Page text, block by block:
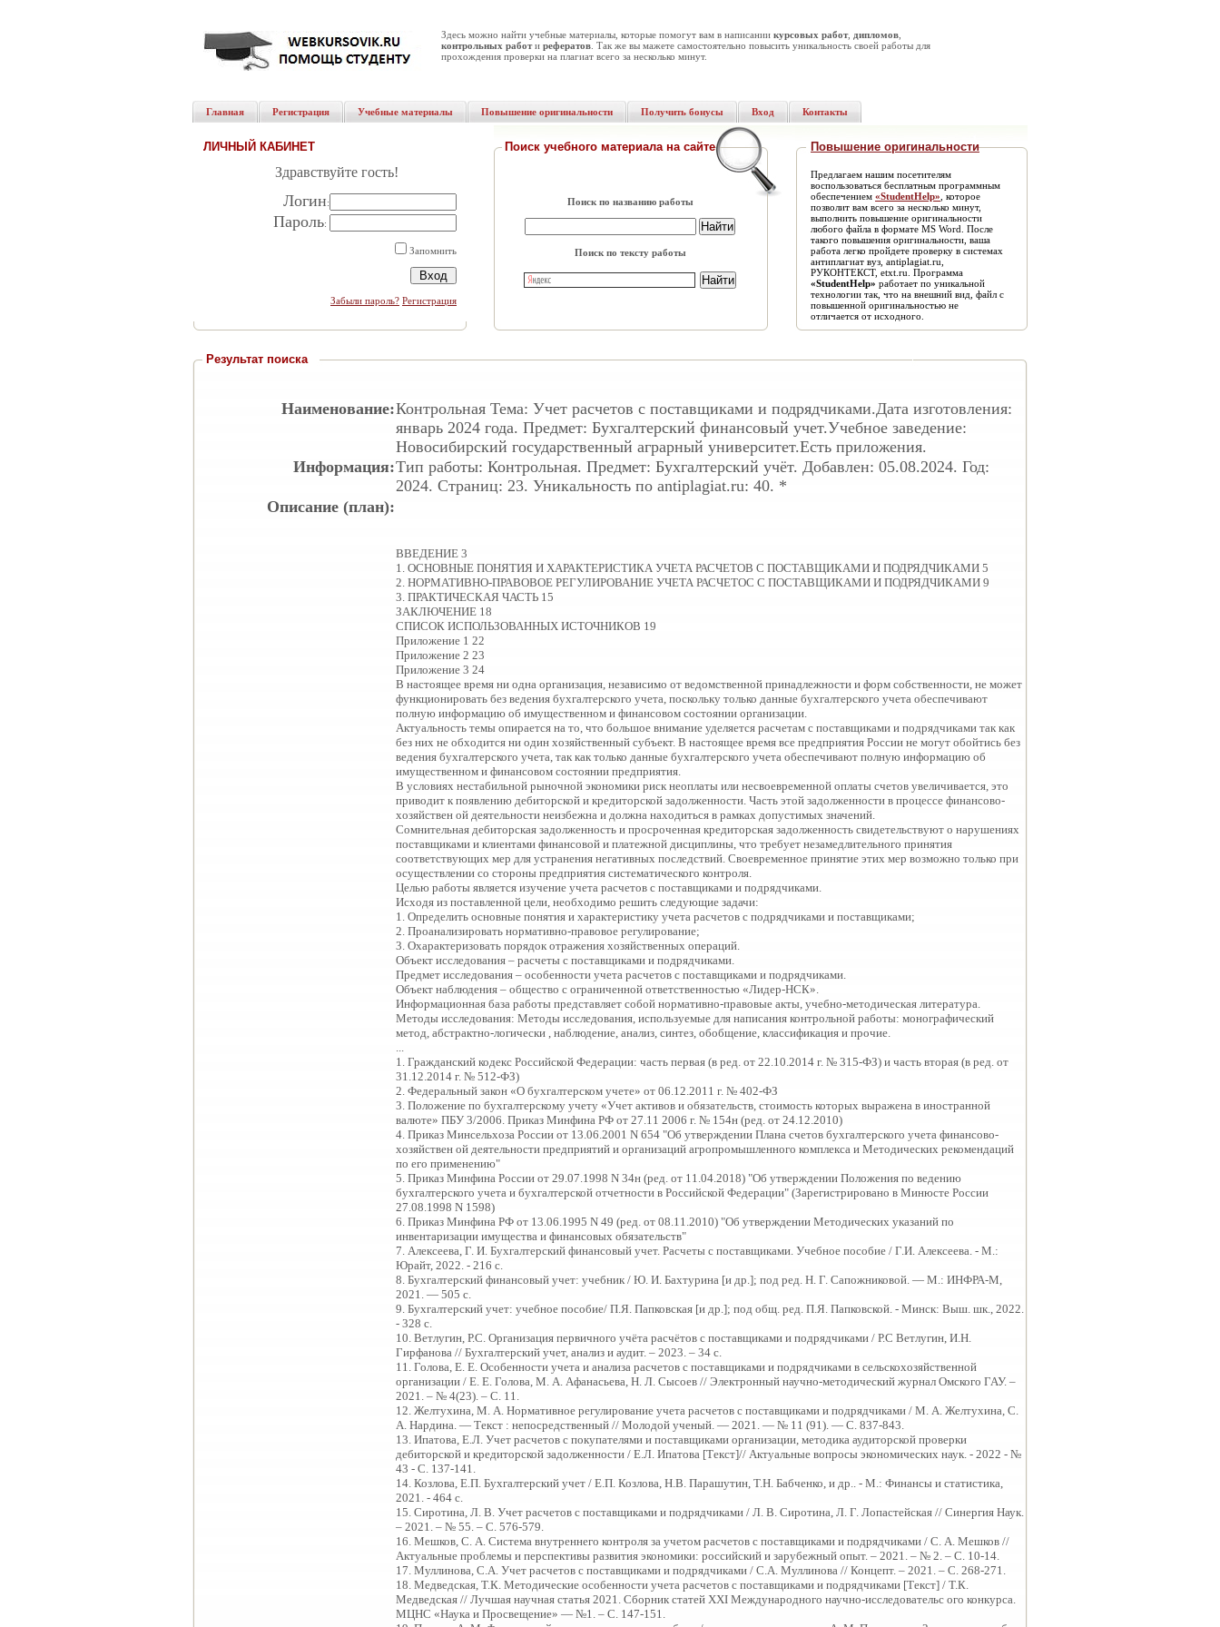
Здесь можно найти учебные материалы, которые помогут вам в написании курсовых работ, дипломов
контрольных работи рефератов . Так же вы мажете самостоятельно повысить уникальность своей работы для
прохождения проверки на плагиат всего за несколько минут.
Главная Регистрация Учебные материалы Повышение оригинальности Получить бонусы Вход Контакты
ЛИЧНЫЙ КАБИНЕТ
Здравствуйте гость!
Логин:
Пароль:
Запомнить
Забыли пароль? Регистрация
Поиск учебного материала на сайте
Поиск по названию работы
Поиск по тексту работы
Повышение оригинальности
Предлагаем нашим посетителям
воспользоваться бесплатным программным
обеспечением «StudentHelp» , которое
позволит вам всего за несколько минут,
выполнить повышение оригинальности
любого файла в формате MS Word. После
такого повышения оригинальности, ваша
работа легко пройдете проверку в системах
антиплагиат вуз, antiplagiat.ru,
РУКОНТЕКСТ, etxt.ru. Программа
«StudentHelp» работает по уникальной
технологии так, что на внешний вид, файл с
повышенной оригинальностью не
отличается от исходного.
Результат поиска
Наименование:Контрольная Тема: Учет расчетов с поставщиками и подрядчиками.Дата изготовления:
январь 2024 года. Предмет: Бухгалтерский финансовый учет.Учебное заведение:
Новосибирский государственный аграрный университет.Есть приложения.
Информация:Тип работы: Контрольная. Предмет: Бухгалтерский учёт. Добавлен: 05.08.2024. Год:
2024. Страниц: 23. Уникальность по antiplagiat.ru: 40. *
Описание (план):
ВВЕДЕНИЕ 3
1. ОСНОВНЫЕ ПОНЯТИЯ И ХАРАКТЕРИСТИКА УЧЕТА РАСЧЕТОВ С ПОСТАВЩИКАМИ И ПОДРЯДЧИКАМИ 5
2. НОРМАТИВНО-ПРАВОВОЕ РЕГУЛИРОВАНИЕ УЧЕТА РАСЧЕТОС С ПОСТАВЩИКАМИ И ПОДРЯДЧИКАМИ 9
3. ПРАКТИЧЕСКАЯ ЧАСТЬ 15
ЗАКЛЮЧЕНИЕ 18
СПИСОК ИСПОЛЬЗОВАННЫХ ИСТОЧНИКОВ 19
Приложение 1 22
Приложение 2 23
Приложение 3 24
В настоящее время ни одна организация, независимо от ведомственной принадлежности и форм собственности, не может
функционировать без ведения бухгалтерского учета, поскольку только данные бухгалтерского учета обеспечивают
полную информацию об имущественном и финансовом состоянии организации.
Актуальность темы опирается на то, что большое внимание уделяется расчетам с поставщиками и подрядчиками так как
без них не обходится ни один хозяйственный субъект. В настоящее время все предприятия России не могут обойтись без
ведения бухгалтерского учета, так как только данные бухгалтерского учета обеспечивают полную информацию об
имущественном и финансовом состоянии предприятия.
В условиях нестабильной рыночной экономики риск неоплаты или несвоевременной оплаты счетов увеличивается, это
приводит к появлению дебиторской и кредиторской задолженности. Часть этой задолженности в процессе финансово-
хозяйствен ой деятельности неизбежна и должна находиться в рамках допустимых значений.
Сомнительная дебиторская задолженность и просроченная кредиторская задолженность свидетельствуют о нарушениях
поставщиками и клиентами финансовой и платежной дисциплины, что требует незамедлительного принятия
соответствующих мер для устранения негативных последствий. Своевременное принятие этих мер возможно только при
осуществлении со стороны предприятия систематического контроля.
Целью работы является изучение учета расчетов с поставщиками и подрядчиками.
Исходя из поставленной цели, необходимо решить следующие задачи:
1. Определить основные понятия и характеристику учета расчетов с подрядчиками и поставщиками;
2. Проанализировать нормативно-правовое регулирование;
3. Охарактеризовать порядок отражения хозяйственных операций.
Объект исследования – расчеты с поставщиками и подрядчиками.
Предмет исследования – особенности учета расчетов с поставщиками и подрядчиками.
Объект наблюдения – общество с ограниченной ответственностью «Лидер-НСК».
Информационная база работы представляет собой нормативно-правовые акты, учебно-методическая литература.
Методы исследования: Методы исследования, используемые для написания контрольной работы: монографический
метод, абстрактно-логически , наблюдение, анализ, синтез, обобщение, классификация и прочие.
...
1. Гражданский кодекс Российской Федерации: часть первая (в ред. от 22.10.2014 г. № 315-ФЗ) и часть вторая (в ред. от
31.12.2014 г. № 512-ФЗ)
2. Федеральный закон «О бухгалтерском учете» от 06.12.2011 г. № 402-ФЗ
3. Положение по бухгалтерскому учету «Учет активов и обязательств, стоимость которых выражена в иностранной
валюте» ПБУ 3/2006. Приказ Минфина РФ от 27.11 2006 г. № 154н (ред. от 24.12.2010)
4. Приказ Минсельхоза России от 13.06.2001 N 654 "Об утверждении Плана счетов бухгалтерского учета финансово-
хозяйствен ой деятельности предприятий и организаций агропромышленного комплекса и Методических рекомендаций
по его применению"
5. Приказ Минфина России от 29.07.1998 N 34н (ред. от 11.04.2018) "Об утверждении Положения по ведению
бухгалтерского учета и бухгалтерской отчетности в Российской Федерации" (Зарегистрировано в Минюсте России
27.08.1998 N 1598)
6. Приказ Минфина РФ от 13.06.1995 N 49 (ред. от 08.11.2010) "Об утверждении Методических указаний по
инвентаризации имущества и финансовых обязательств"
7. Алексеева, Г. И. Бухгалтерский финансовый учет. Расчеты с поставщиками. Учебное пособие / Г.И. Алексеева. - М.:
Юрайт, 2022. - 216 c.
8. Бухгалтерский финансовый учет: учебник / Ю. И. Бахтурина [и др.]; под ред. Н. Г. Сапожниковой. — М.: ИНФРА-М,
2021. — 505 с.
9. Бухгалтерский учет: учебное пособие/ П.Я. Папковская [и др.]; под общ. ред. П.Я. Папковской. - Минск: Выш. шк., 2022.
- 328 с.
10. Ветлугин, Р.С. Организация первичного учёта расчётов с поставщиками и подрядчиками / Р.С Ветлугин, И.Н.
Гирфанова // Бухгалтерский учет, анализ и аудит. – 2023. – 34 с.
11. Голова, Е. Е. Особенности учета и анализа расчетов с поставщиками и подрядчиками в сельскохозяйственной
организации / Е. Е. Голова, М. А. Афанасьева, Н. Л. Сысоев // Электронный научно-методический журнал Омского ГАУ. –
2021. – № 4(23). – С. 11.
12. Желтухина, М. А. Нормативное регулирование учета расчетов с поставщиками и подрядчиками / М. А. Желтухина, С.
А. Нардина. — Текст : непосредственный // Молодой ученый. — 2021. — № 11 (91). — С. 837-843.
13. Ипатова, Е.Л. Учет расчетов с покупателями и поставщиками организации, методика аудиторской проверки
дебиторской и кредиторской задолженности / Е.Л. Ипатова [Текст]// Актуальные вопросы экономических наук. - 2022 - №
43 - С. 137-141.
14. Козлова, Е.П. Бухгалтерский учет / Е.П. Козлова, Н.В. Парашутин, Т.Н. Бабченко, и др.. - М.: Финансы и статистика,
2021. - 464 c.
15. Сиротина, Л. В. Учет расчетов с поставщиками и подрядчиками / Л. В. Сиротина, Л. Г. Лопастейская // Синергия Наук.
– 2021. – № 55. – С. 576-579.
16. Мешков, С. А. Система внутреннего контроля за учетом расчетов с поставщиками и подрядчиками / С. А. Мешков //
Актуальные проблемы и перспективы развития экономики: российский и зарубежный опыт. – 2021. – № 2. – С. 10-14.
17. Муллинова, С.А. Учет расчетов с поставщиками и подрядчиками / С.А. Муллинова // Концепт. – 2021. – С. 268-271.
18. Медведская, Т.К. Методические особенности учета расчетов с поставщиками и подрядчиками [Текст] / Т.К.
Медведская // Лучшая научная статья 2021. Сборник статей XXI Международного научно-исследовательс ого конкурса.
МЦНС «Наука и Просвещение» — №1. – С. 147-151.